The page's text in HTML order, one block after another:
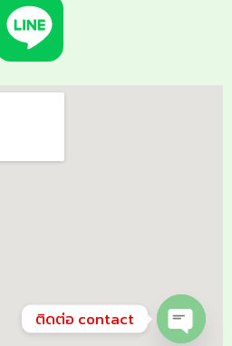
ติดต่อ contact